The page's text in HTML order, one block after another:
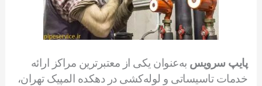
پایپ سرویس به‌عنوان یکی از معتبرترین مراکز ارائه
خدمات تاسیساتی و لوله‌کشی در دهکده المپیک تهران،